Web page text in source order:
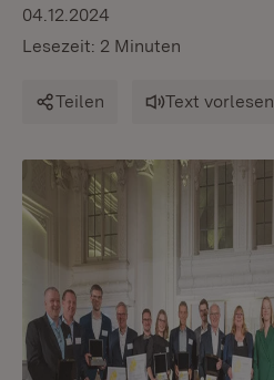
04.12.2024
Lesezeit: 2 Minuten
Teilen Text vorlesen